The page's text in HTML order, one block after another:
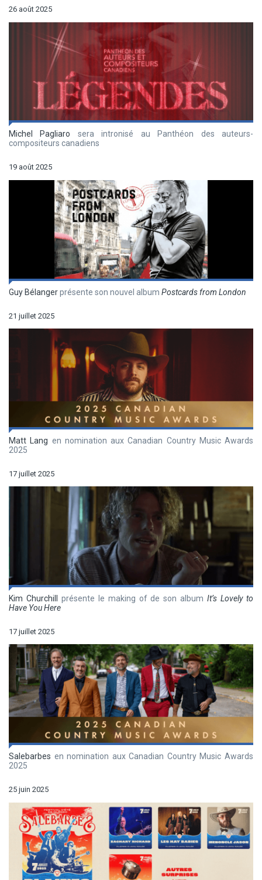
26 août 2025
Michel Pagliaro sera intronisé au Panthéon des auteurs-
compositeurs canadiens
19 août 2025
Guy Bélangerprésente son nouvel album Postcards from London
21 juillet 2025
Matt Lang en nomination aux Canadian Country Music Awards
2025
17 juillet 2025
Kim Churchill présente le making of de son albumIt’s Lovely to
Have You Here
17 juillet 2025
Salebarbes en nomination aux Canadian Country Music Awards
2025
25 juin 2025